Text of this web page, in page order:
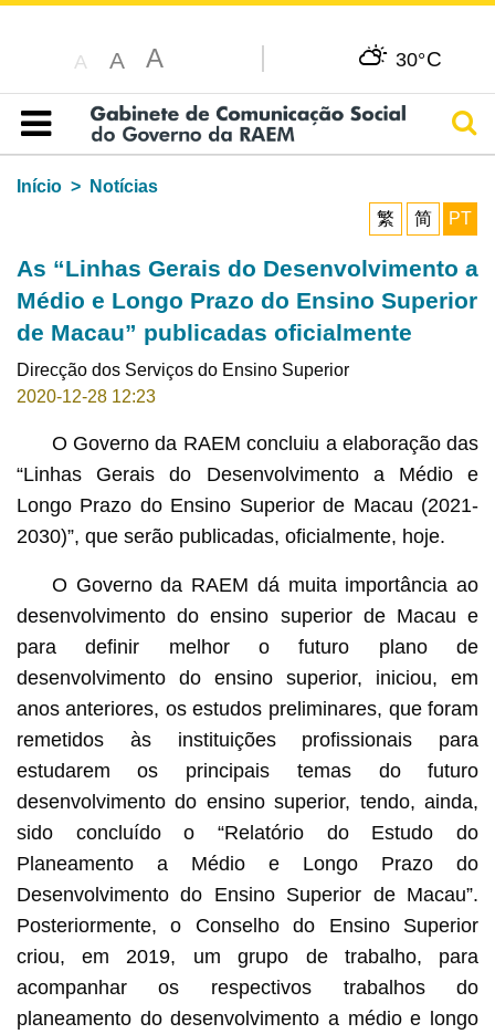
A A A 30°C
Índice
Início
Notícias
繁
简 PT
As “Linhas Gerais do Desenvolvimento a
Médio e Longo Prazo do Ensino Superior
de Macau” publicadas oficialmente
Direcção dos Serviços do Ensino Superior
2020-12-28 12:23
O Governo da RAEM concluiu a elaboração das
“Linhas Gerais do Desenvolvimento a Médio e
Longo Prazo do Ensino Superior de Macau (2021-
2030)”, que serão publicadas, oficialmente, hoje.
O Governo da RAEM dá muita importância ao
desenvolvimento do ensino superior de Macau e
para definir melhor o futuro plano de
desenvolvimento do ensino superior, iniciou, em
anos anteriores, os estudos preliminares, que foram
remetidos às instituições profissionais para
estudarem os principais temas do futuro
desenvolvimento do ensino superior, tendo, ainda,
sido concluído o “Relatório do Estudo do
Planeamento a Médio e Longo Prazo do
Desenvolvimento do Ensino Superior de Macau”.
Posteriormente, o Conselho do Ensino Superior
criou, em 2019, um grupo de trabalho, para
acompanhar os respectivos trabalhos do
planeamento do desenvolvimento a médio e longo